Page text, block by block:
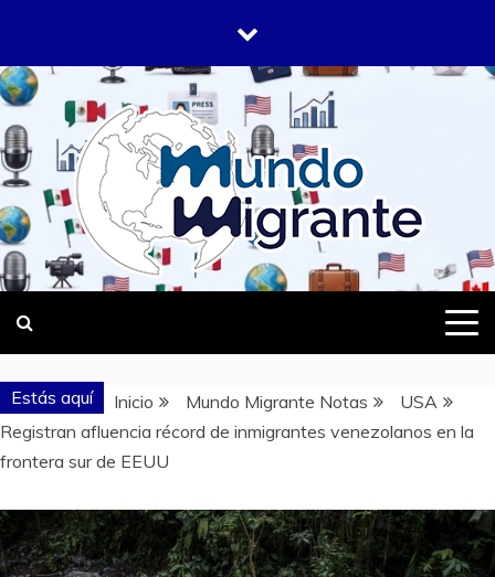
contenido
MUNDO
MIGRANTE
DONDE TODOS SOMOS MIGRANTES
Estás aquí Inicio Mundo Migrante Notas
USA
Registran afluencia récord de inmigrantes venezolanos en la
frontera sur de EEUU